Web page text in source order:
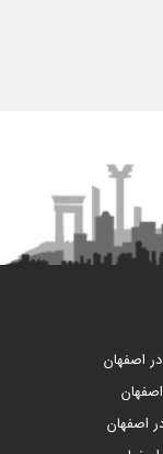
اصفهان
اصفهان